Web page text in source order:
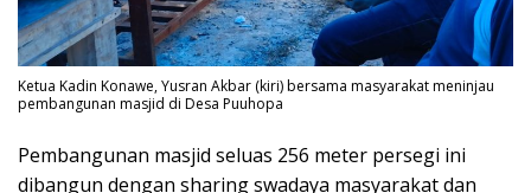
Ketua Kadin Konawe, Yusran Akbar (kiri) bersama masyarakat meninjau
pembangunan masjid di Desa Puuhopa
Pembangunan masjid seluas 256 meter persegi ini
dibangun dengan sharing swadaya masyarakat dan